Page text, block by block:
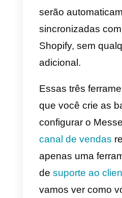
dispositivos
Essa
você
funil de
mesmo que
contato
Uma
cliente tenha
contrário de